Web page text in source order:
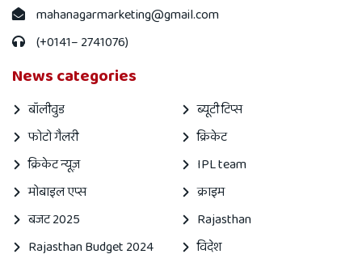
mahanagarmarketing@gmail.com
(+0141– 2741076)
News categories
बॉलीवुड
ब्यूटी टिप्स
फोटो गैलरी
क्रिकेट
क्रिकेट न्यूज़
IPL team
मोबाइल एप्स
क्राइम
बजट 2025
Rajasthan
Rajasthan Budget 2024
विदेश